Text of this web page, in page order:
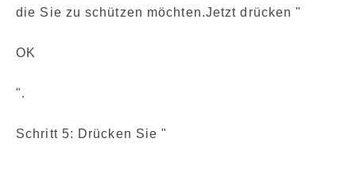
die Sie zu schützen möchten.Jetzt drücken "
OK
".
Schritt 5: Drücken Sie "